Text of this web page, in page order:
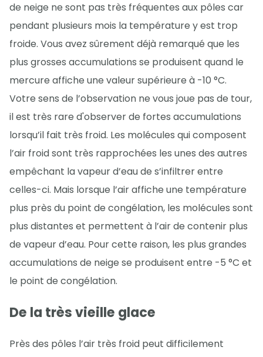
de neige ne sont pas très fréquentes aux pôles car
pendant plusieurs mois la température y est trop
froide. Vous avez sûrement déjà remarqué que les
plus grosses accumulations se produisent quand le
mercure affiche une valeur supérieure à -10 °C.
Votre sens de l’observation ne vous joue pas de tour,
il est très rare d'observer de fortes accumulations
lorsqu’il fait très froid. Les molécules qui composent
l’air froid sont très rapprochées les unes des autres
empêchant la vapeur d’eau de s’infiltrer entre
celles-ci. Mais lorsque l’air affiche une température
plus près du point de congélation, les molécules sont
plus distantes et permettent à l’air de contenir plus
de vapeur d’eau. Pour cette raison, les plus grandes
accumulations de neige se produisent entre -5 °C et
le point de congélation.
De la très vieille glace
Près des pôles l’air très froid peut difficilement